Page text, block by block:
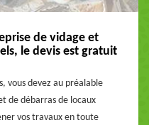
de vidage et
le devis est gratuit
vous devez au préalable
de débarras de locaux
vos travaux en toute